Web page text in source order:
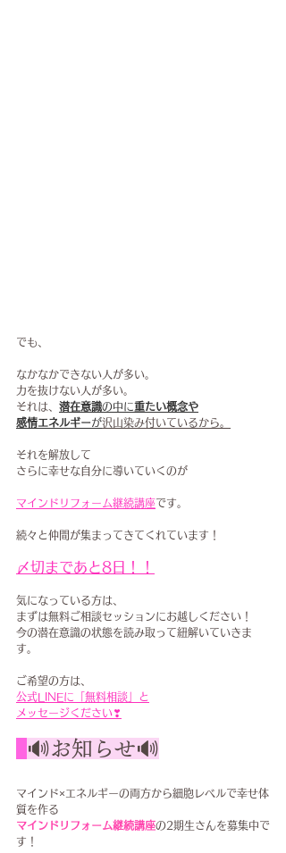
でも、
なかなかできない人が多い。
力を抜けない人が多い。
それは、 潜在意識の中に重たい概念や
感情エネルギーが沢山染み付いているから。
それを解放して
さらに幸せな自分に導いていくのが
マインドリフォーム継続講座です。
続々と仲間が集まってきてくれています！
〆切まであと8日！！
気になっている方は、
まずは無料ご相談セッションにお越しください！
今の潜在意識の状態を読み取って紐解いていきま
す。
ご希望の方は、
公式LINEに「無料相談」と
メッセージください❣
🔊お知らせ🔊
マインド×エネルギーの両方から細胞レベルで幸せ体
質を作る
マインドリフォーム継続講座の2期生さんを募集中で
す！